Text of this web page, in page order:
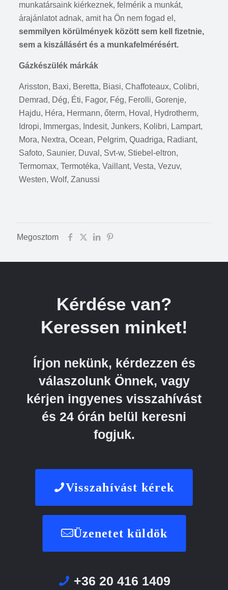
munkatársaink kiérkeznek, felmérik a munkát,
árajánlatot adnak, amit ha Ön nem fogad el,
semmilyen körülmények között sem kell fizetnie,
sem a kiszállásért és a munkafelmérésért.
Gázkészülék márkák
Arisston, Baxi, Beretta, Biasi, Chaffoteaux, Colibri,
Demrad, Dég, Éti, Fagor, Fég, Ferolli, Gorenje,
Hajdu, Héra, Hermann, őterm, Hoval, Hydrotherm,
Idropi, Immergas, Indesit, Junkers, Kolibri, Lampart,
Mora, Nextra, Ocean, Pelgrim, Quadriga, Radiant,
Safoto, Saunier, Duval, Svt-w, Stiebel-eltron,
Termomax, Termotéka, Vaillant, Vesta, Vezuv,
Westen, Wolf, Zanussi
Megosztom
Kérdése van?
Keressen minket!
Írjon nekünk, kérdezzen és
válaszolunk Önnek, vagy
kérjen ingyenes visszahívást
és 24 órán belül keresni
fogjuk.
Visszahívást kérek
Üzenetet küldök
+36 20 416 1409